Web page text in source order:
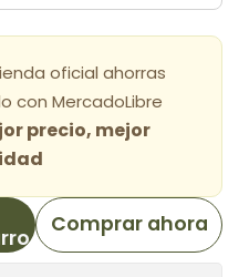
oficial ahorras
con MercadoLibre
precio, mejor
Comprar ahora